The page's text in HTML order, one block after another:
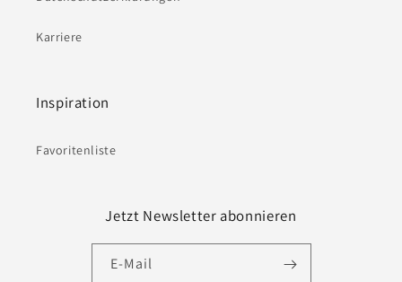
Karriere
Inspiration
Favoritenliste
Jetzt Newsletter abonnieren
E-Mail